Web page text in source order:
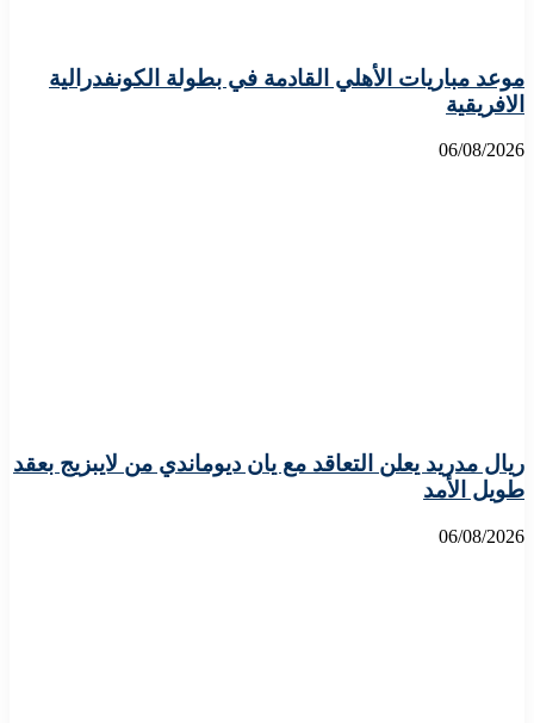
موعد مباريات الأهلي القادمة في بطولة الكونفدرالية
الافريقية
06/08/2026
ريال مدريد يعلن التعاقد مع يان ديوماندي من لايبزيج بعقد
طويل الأمد
06/08/2026